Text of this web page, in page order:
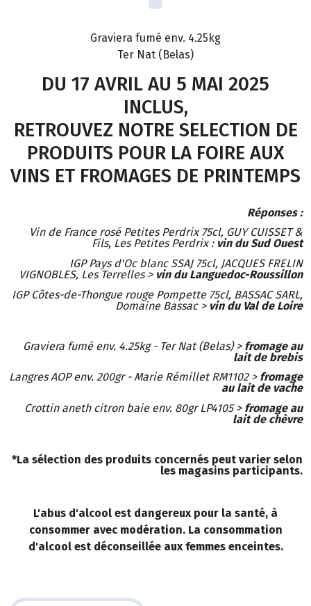
Graviera fumé env. 4.25kg
Ter Nat (Belas)
DU 17 AVRIL AU 5 MAI 2025
INCLUS,
RETROUVEZ NOTRE SELECTION DE
PRODUITS POUR LA FOIRE AUX
VINS ET FROMAGES DE PRINTEMPS
Réponses :
Vin de France rosé Petites Perdrix 75cl, GUY CUISSET &
Fils, Les Petites Perdrix : vin du Sud Ouest
IGP Pays d'Oc blanc SSAJ 75cl, JACQUES FRELIN
VIGNOBLES, Les Terrelles > vin du Languedoc-Roussillon
IGP Côtes-de-Thongue rouge Pompette 75cl, BASSAC SARL,
Domaine Bassac > vin du Val de Loire
Graviera fumé env. 4.25kg - Ter Nat (Belas) > fromage au
lait de brebis
Langres AOP env. 200gr - Marie Rémillet RM1102 > fromage
au lait de vache
Crottin aneth citron baie env. 80gr LP4105 > fromage au
lait de chèvre
*La sélection des produits concernés peut varier selon
les magasins participants.
L'abus d'alcool est dangereux pour la santé, à
consommer avec modération. La consommation
d'alcool est déconseillée aux femmes enceintes.